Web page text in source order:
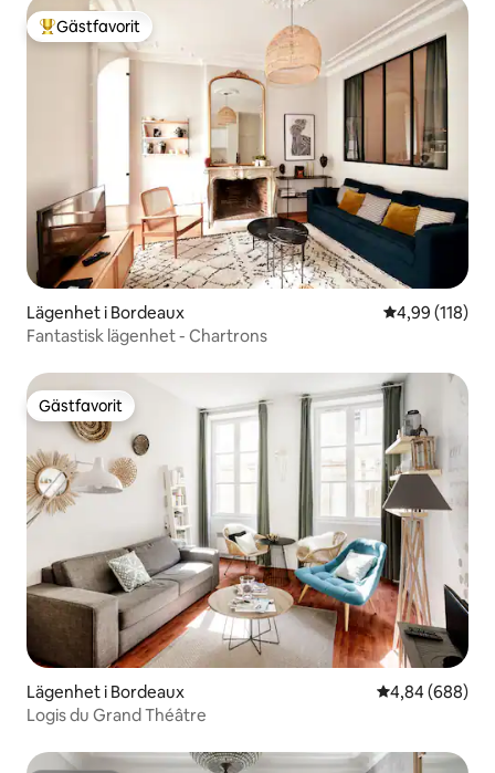
Populär gästfavorit
Gästfavorit
Lägenhet i Bordeaux 4,99 av 5 i
4,99 (118)
Fantastisk lägenhet - Chartrons
Gästfavorit
Gästfavorit
Lägenhet i Bordeaux 4,84 av 5 i
4,84 (688)
Logis du Grand Théâtre